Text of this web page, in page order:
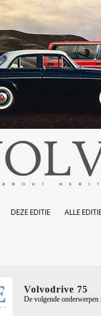
DEZE EDITIE ALLE
Volvodrive 75
De volgende onderwerpen